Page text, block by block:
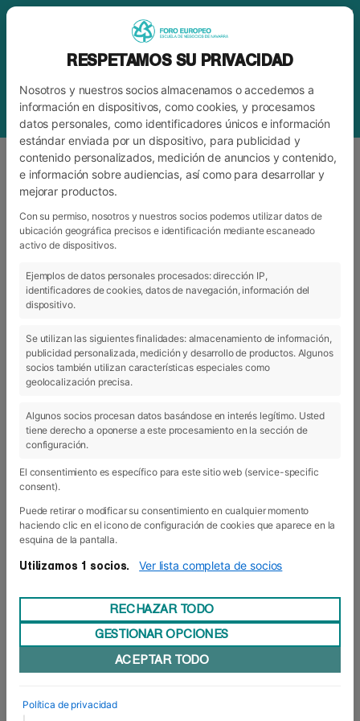
BLOGFORO
ARCHIVO CATEGORÍAS
29 Jun 2023
Más de una veintena de empresas se
dan cita en la 1ª edición del Foro
Hace unos días celebramos la 1ª edición del Foro
RESPETAMOS SU PRIVACIDAD
Nosotros y nuestros socios almacenamos o accedemos a
información en dispositivos, como cookies, y procesamos
datos personales, como identificadores únicos e información
estándar enviada por un dispositivo, para publicidad y
contenido personalizados, medición de anuncios y contenido,
e información sobre audiencias, así como para desarrollar y
mejorar productos.
Con su permiso, nosotros y nuestros socios podemos utilizar datos de
ubicación geográfica precisos e identificación mediante escaneado
activo de dispositivos.
Ejemplos de datos personales procesados: dirección IP,
identificadores de cookies, datos de navegación, información del
dispositivo.
Se utilizan las siguientes finalidades: almacenamiento de información,
publicidad personalizada, medición y desarrollo de productos. Algunos
socios también utilizan características especiales como
geolocalización precisa.
Algunos socios procesan datos basándose en interés legítimo. Usted
tiene derecho a oponerse a este procesamiento en la sección de
configuración.
El consentimiento es específico para este sitio web (service-specific
consent).
Puede retirar o modificar su consentimiento en cualquier momento
haciendo clic en el icono de configuración de cookies que aparece en la
esquina de la pantalla.
Utilizamos 1 socios. Ver lista completa de socios
RECHAZAR TODO
GESTIONAR OPCIONES
ACEPTAR TODO
Política de privacidad